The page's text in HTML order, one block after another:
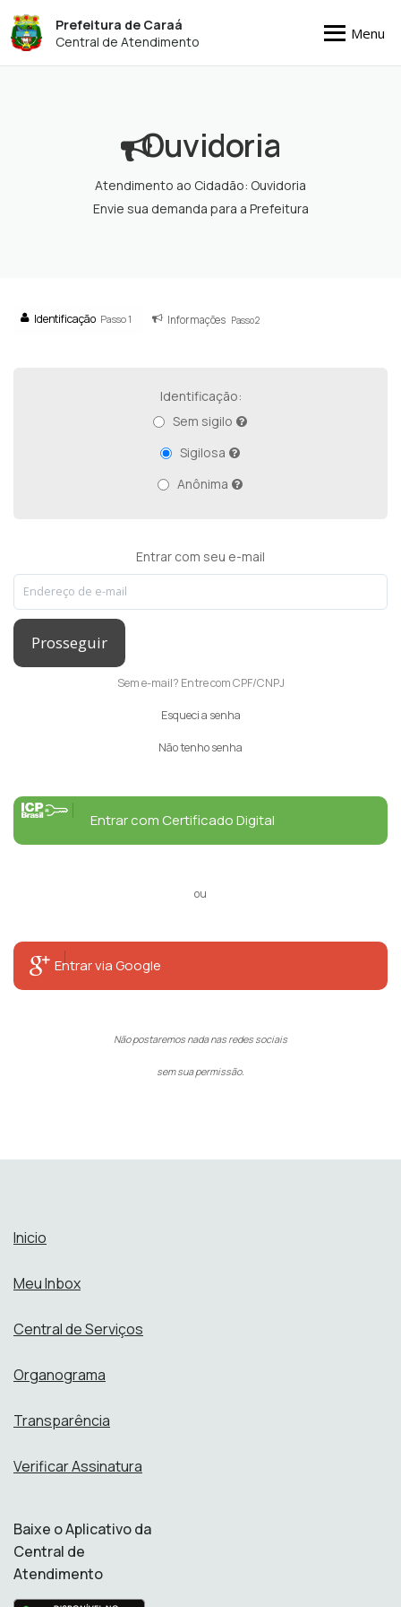
Prefeitura de Caraá
Central de Atendimento
Menu
Ouvidoria
Atendimento ao Cidadão: Ouvidoria
Envie sua demanda para a Prefeitura
Identificação Passo 1 Informações Passo 2
Identificação:
Sem sigilo
Sigilosa
Anônima
Entrar com seu e-mail
Prosseguir
Sem e-mail? Entre com CPF/CNPJ
Esqueci a senha
Não tenho senha
Entrar com Certificado Digital
ou
Entrar via Google
Não postaremos nada nas redes sociais
sem sua permissão.
Inicio
Meu Inbox
Central de Serviços
Organograma
Transparência
Verificar Assinatura
Baixe o Aplicativo da
Central de
Atendimento